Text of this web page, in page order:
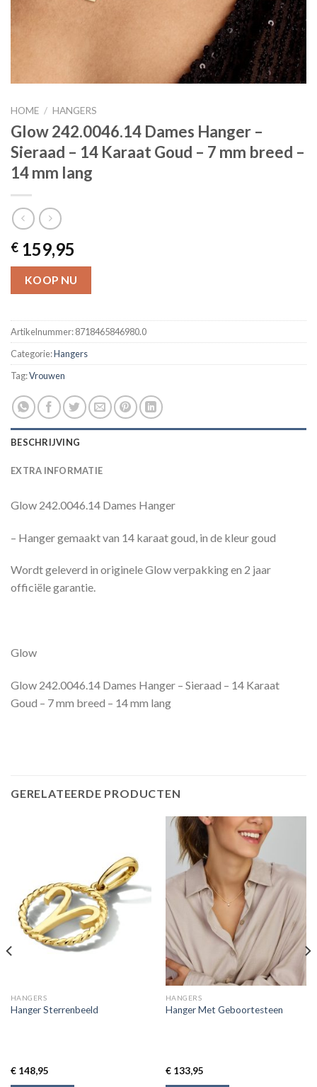
HOME / HANGERS
Glow 242.0046.14 Dames Hanger –
Sieraad – 14 Karaat Goud – 7 mm breed –
14 mm lang
€ 159,95
KOOP NU
Artikelnummer:8718465846980.0
Categorie:Hangers
Tag:Vrouwen
BESCHRIJVING
EXTRA INFORMATIE
Glow 242.0046.14 Dames Hanger
– Hanger gemaakt van 14 karaat goud, in de kleur goud
Wordt geleverd in originele Glow verpakking en 2 jaar
officiële garantie.
Glow
Glow 242.0046.14 Dames Hanger – Sieraad – 14 Karaat
Goud – 7 mm breed – 14 mm lang
GERELATEERDE PRODUCTEN
HANGERS
Hanger Sterrenbeeld
€148,95
HANGERS
Hanger Met Geboortesteen
€133,95